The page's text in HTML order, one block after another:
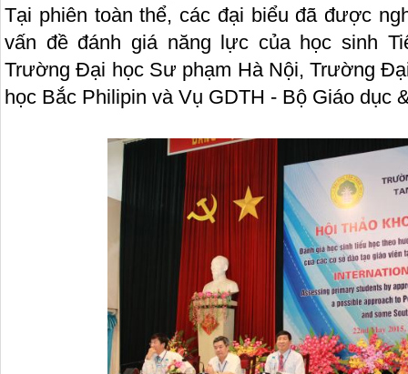
Tại phiên toàn thể, các đại biểu đã được
vấn đề đánh giá năng lực của học sinh
Trường Đại học Sư phạm Hà Nội, Trường
học Bắc Philipin và Vụ GDTH - Bộ Giáo dục